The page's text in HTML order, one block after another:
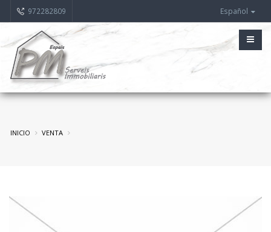
972282809 Español
INICIO VENTA